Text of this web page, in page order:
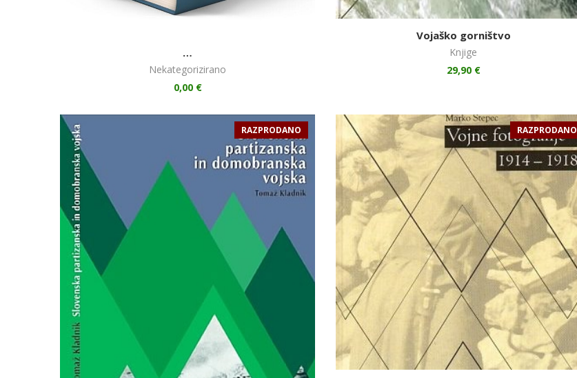
…
Nekategorizirano
0,00 €
Vojaško gorništvo
Knjige
29,90 €
RAZPRODANO RAZPRODANO